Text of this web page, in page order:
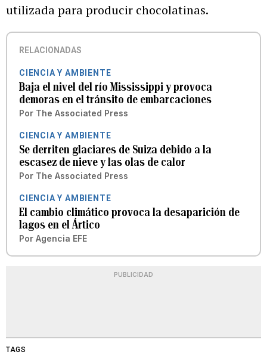
utilizada para producir chocolatinas.
RELACIONADAS
CIENCIA Y AMBIENTE
Baja el nivel del río Mississippi y provoca
demoras en el tránsito de embarcaciones
Por The Associated Press
CIENCIA Y AMBIENTE
Se derriten glaciares de Suiza debido a la
escasez de nieve y las olas de calor
Por The Associated Press
CIENCIA Y AMBIENTE
El cambio climático provoca la desaparición de
lagos en el Ártico
Por Agencia EFE
PUBLICIDAD
TAGS